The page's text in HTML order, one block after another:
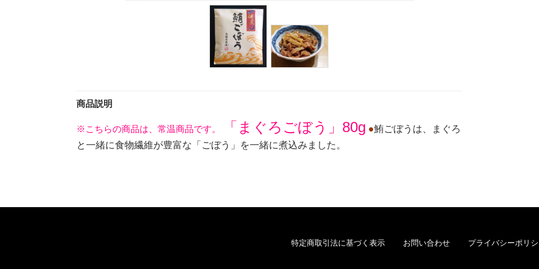
商品説明
※こちらの商品は、常温商品です。 「まぐろごぼう」80g ●鮪ごぼうは、まぐろ
と一緒に食物繊維が豊富な「ごぼう」を一緒に煮込みました。
プライバ
特定商取引法に基づく表示 お問い合わせ プライバシーポリ